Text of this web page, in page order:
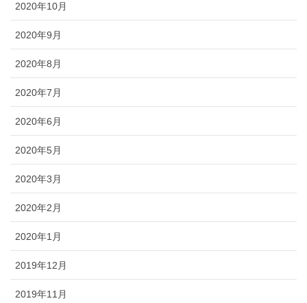
2020年10月
2020年9月
2020年8月
2020年7月
2020年6月
2020年5月
2020年3月
2020年2月
2020年1月
2019年12月
2019年11月